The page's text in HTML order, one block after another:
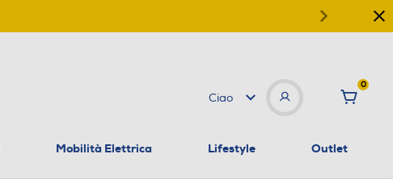
Ciao
0
Mobilità Elettrica Lifestyle Outlet